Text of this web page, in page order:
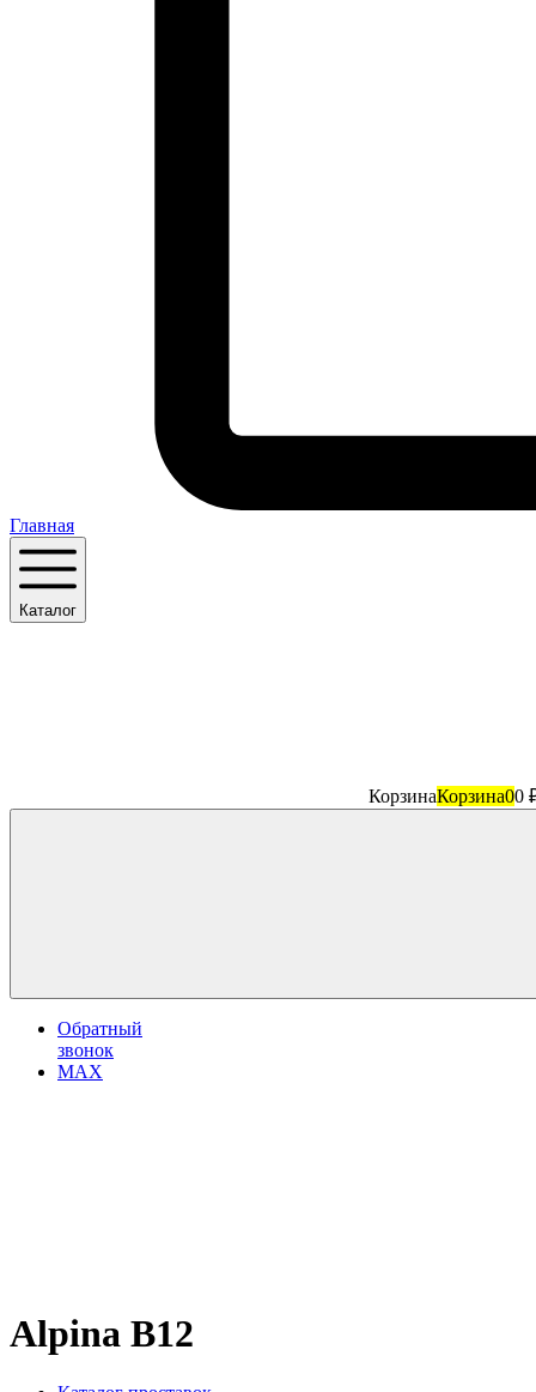
Главная
Каталог
КорзинаКорзина00
Обратный
звонок
MAX
Alpina B12